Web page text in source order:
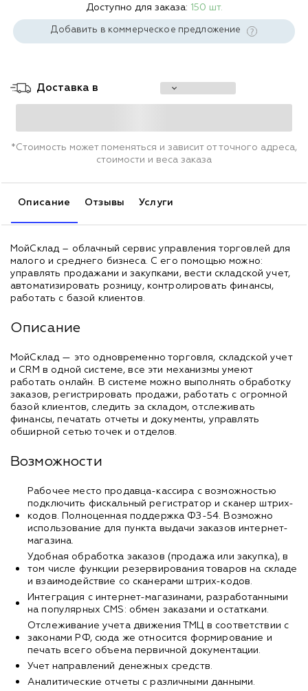
Доступно для заказа: 150 шт.
Добавить в коммерческое предложение
Доставка в
*Стоимость может поменяться и зависит от точного адреса,
стоимости и веса заказа
Описание Отзывы Услуги
МойСклад – облачный сервис управления торговлей для
малого и среднего бизнеса. С его помощью можно:
управлять продажами и закупками, вести складской учет,
автоматизировать розницу, контролировать финансы,
работать с базой клиентов.
Описание
МойСклад — это одновременно торговля, складской учет
и CRM в одной системе, все эти механизмы умеют
работать онлайн. В системе можно выполнять обработку
заказов, регистрировать продажи, работать с огромной
базой клиентов, следить за складом, отслеживать
финансы, печатать отчеты и документы, управлять
обширной сетью точек и отделов.
Возможности
Рабочее место продавца-кассира с возможностью
подключить фискальный регистратор и сканер штрих-
кодов. Полноценная поддержка ФЗ-54. Возможно
использование для пункта выдачи заказов интернет-
магазина.
Удобная обработка заказов (продажа или закупка), в
том числе функции резервирования товаров на складе
и взаимодействие со сканерами штрих-кодов.
Интеграция с интернет-магазинами, разработанными
на популярных CMS: обмен заказами и остатками.
Отслеживание учета движения ТМЦ в соответствии с
законами РФ, сюда же относится формирование и
печать всего объема первичной документации.
Учет направлений денежных средств.
Аналитические отчеты с различными данными.